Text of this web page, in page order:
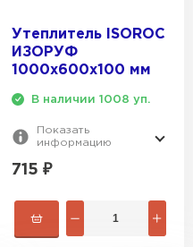
Утеплитель ISOROC
ИЗОРУФ
1000х600х100 мм
В наличии 1008 уп.
Показать
информацию
715 ₽